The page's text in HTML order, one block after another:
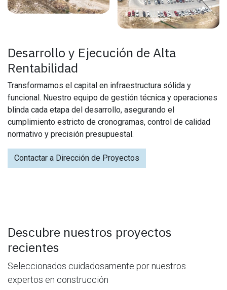
Desarrollo y Ejecución de Alta
Rentabilidad
Transformamos el capital en infraestructura sólida y
funcional. Nuestro equipo de gestión técnica y operaciones
blinda cada etapa del desarrollo, asegurando el
cumplimiento estricto de cronogramas, control de calidad
normativo y precisión presupuestal.
Contactar a Dirección de Proyectos
Descubre nuestros proyectos
recientes
Seleccionados cuidadosamente por nuestros
expertos en construcción